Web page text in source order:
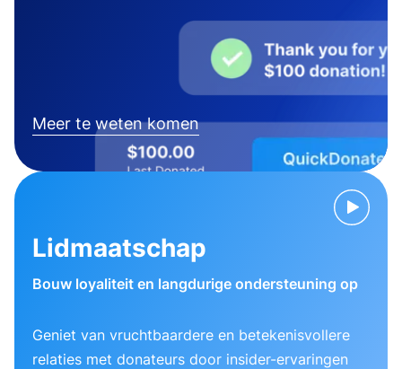
Meer te weten komen
Lidmaatschap
Bouw loyaliteit en langdurige ondersteuning op
Geniet van vruchtbaardere en betekenisvollere
relaties met donateurs door insider-ervaringen